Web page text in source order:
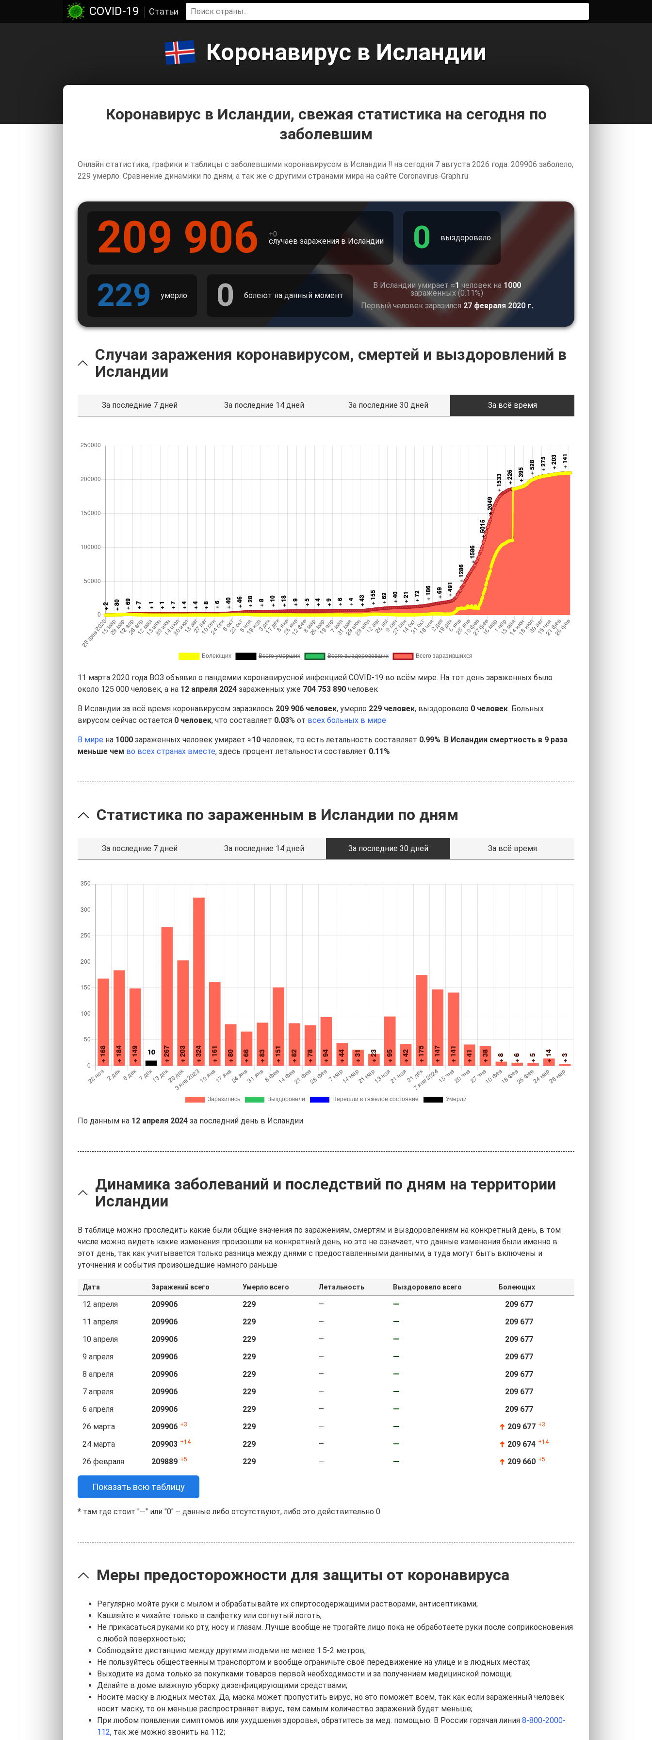
COVID-19 Статьи
Коронавирус в Исландии
Коронавирус в Исландии, свежая статистика на сегодня по
заболевшим
Онлайн статистика, графики и таблицы с заболевшими коронавирусом в Исландии ‼️ на сегодня 7 августа 2026 года: 209906 заболело,
229 умерло. Сравнение динамики по дням, а так же с другими странами мира на сайте Coronavirus-Graph.ru
209 906 +0
случаев заражения в Исландии 0 выздоровело
229 умерло 0 болеют на данный момент
В Исландии умирает ≈1 человек на 1000
зараженных (0.11%)
Первый человек заразился 27 февраля 2020 г.
Случаи заражения коронавирусом, смертей и выздоровлений в
Исландии
За последние 7 дней За последние 14 дней За последние 30 дней За всё время
11 марта 2020 года ВОЗ объявил о пандемии коронавирусной инфекцией COVID-19 во всём мире. На тот день зараженных было
около 125 000 человек, а на 12 апреля 2024 зараженных уже 704 753 890 человек
В Исландии за всё время коронавирусом заразилось 209 906 человек, умерло 229 человек, выздоровело 0 человек. Больных
вирусом сейчас остается 0 человек, что составляет 0.03% от всех больных в мире
В мире на 1000 зараженных человек умирает ≈10 человек, то есть летальность составляет 0.99%. В Исландии смертность в 9 раза
меньше чем во всех странах вместе, здесь процент летальности составляет 0.11%
Статистика по зараженным в Исландии по дням
За последние 7 дней За последние 14 дней За последние 30 дней За всё время
По данным на 12 апреля 2024 за последний день в Исландии
Динамика заболеваний и последствий по дням на территории
Исландии
В таблице можно проследить какие были общие значения по заражениям, смертям и выздоровлениям на конкретный день, в том
числе можно видеть какие изменения произошли на конкретный день, но это не означает, что данные изменения были именно в
этот день, так как учитывается только разница между днями с предоставленными данными, а туда могут быть включены и
уточнения и события произошедшие намного раньше
Дата Заражений всего Умерло всего Летальность Выздоровело всего Болеющих
12 апреля 209906 229 — —
209 677
11 апреля
209906 229 — —
209 677
10 апреля
209906 229 — —
209 677
9 апреля
209906 229 — —
209 677
8 апреля
209906 229 — —
209 677
7 апреля
209906 229 — —
209 677
6 апреля
209906 229 — —
209 677
26 марта
209906 3 229 — — ➜ 209 677 +3
24 марта 209903 14 229 — — ➜ 209 674 +14
26 февраля 209889 5 229 — — ➜ 209 660 +5
Показать всю таблицу
* там где стоит "—" или "0" – данные либо отсутствуют, либо это действительно 0
Меры предосторожности для защиты от коронавируса
Регулярно мойте руки с мылом и обрабатывайте их спиртосодержащими растворами, антисептиками;
Кашляйте и чихайте только в салфетку или согнутый логоть;
Не прикасаться руками ко рту, носу и глазам. Лучше вообще не трогайте лицо пока не обработаете руки после соприкосновения
с любой поверхностью;
Соблюдайте дистанцию между другими людьми не менее 1.5-2 метров;
Не пользуйтесь общественным транспортом и вообще ограничьте своё передвижение на улице и в людных местах;
Выходите из дома только за покупками товаров первой необходимости и за получением медицинской помощи;
Делайте в доме влажную уборку дизенфицирующими средствами;
Носите маску в людных местах. Да, маска может пропустить вирус, но это поможет всем, так как если зараженный человек
носит маску, то он меньше распространяет вирус, тем самым количество заражений будет меньше;
При любом появлении симптомов или ухудшения здоровья, обратитесь за мед. помощью. В России горячая линия 8-800-2000-
112, так же можно звонить на 112;